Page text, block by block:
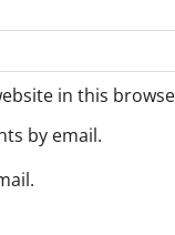
in this
by email.